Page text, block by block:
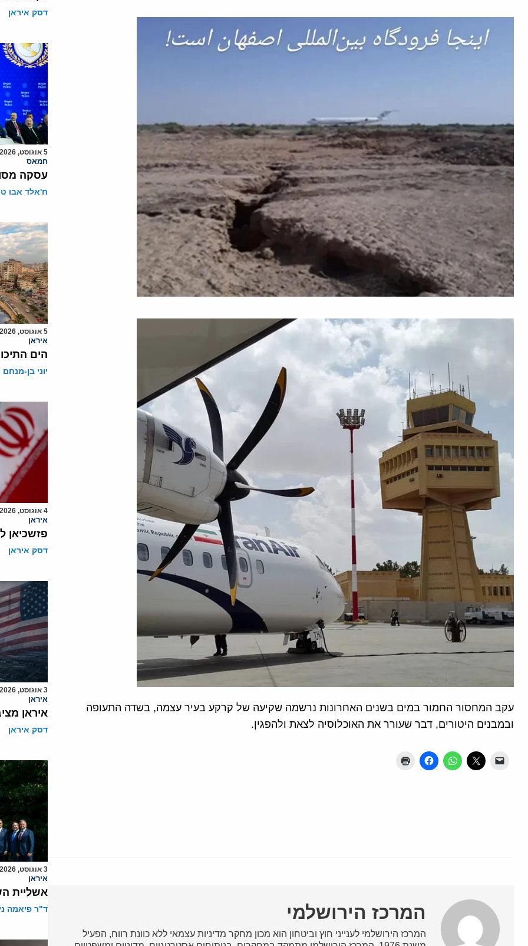
עקב המחסור החמור במים בשנים האחרונות נרשמה שקיעה של קרקע בעיר עצמה, בשדה התעופה
ובמבנים היטורים, דבר שעורר את האוכלוסיה לצאת ולהפגין.
המרכז הירושלמי
המרכז הירושלמי לענייני חוץ וביטחון הוא מכון מחקר מדיניות עצמאי ללא כוונת רווח, הפעיל
דסק איראן
5 אוגוסט, 2026
חמאס
עסקה
ח'אלד אבו
5 אוגוסט, 2026
איראן
הים
יוני בן-מנחם
4 אוגוסט, 2026
איראן
פזשכיאן
דסק איראן
3 אוגוסט, 2026
איראן
איראן
דסק איראן
3 אוגוסט, 2026
איראן
אשליית
ד"ר פיאמה